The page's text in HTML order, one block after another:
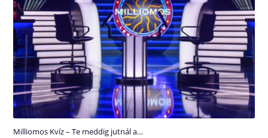
Milliomos Kvíz – Te meddig jutnál a…